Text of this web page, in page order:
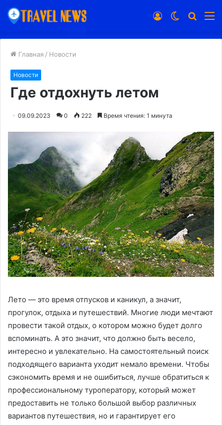
Switch
Войти
Главная / Новости
Новости
Где отдохнуть летом
09.09.2023 0 222 Время чтения: 1 минута
Лето — это время отпусков и каникул, а значит,
прогулок, отдыха и путешествий. Многие люди мечтают
провести такой отдых, о котором можно будет долго
вспоминать. А это значит, что должно быть весело,
интересно и увлекательно. На самостоятельный поиск
подходящего варианта уходит немало времени. Чтобы
сэкономить время и не ошибиться, лучше обратиться к
профессиональному туроператору, который может
предоставить не только большой выбор различных
вариантов путешествия, но и гарантирует его